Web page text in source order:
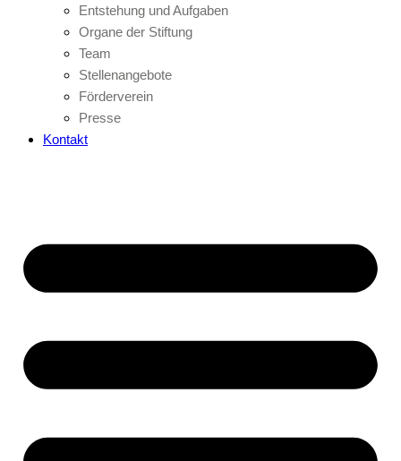
Entstehung und Aufgaben
Organe der Stiftung
Team
Stellenangebote
Förderverein
Presse
Kontakt